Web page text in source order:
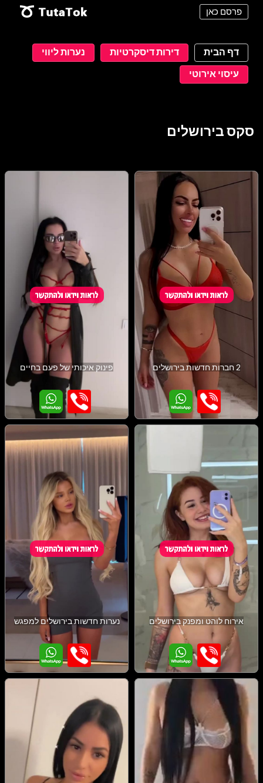
פרסם כאן
דף הבית דירות דיסקרטיות
נערות ליווי
עיסוי אירוטי
סקס בירושלים
2 חברות חדשות בירושלים פינוק איכותי של פעם בחיים
אירוח לוהט ומפנק בירושלים נערות חדשות בירושלים למפגש